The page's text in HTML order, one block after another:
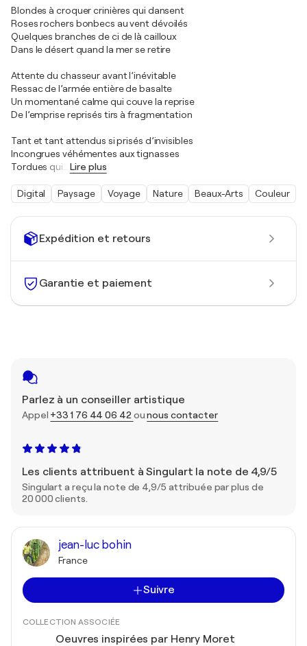
Expédition et retours
Garantie et paiement
Parlez à un conseiller artistique
Appel +33 1 76 44 06 42 ounous contacter
Les clients attribuent à Singulart la note de 4,9/5
Singulart a reçu la note de 4,9/5 attribuée par plus de
20 000 clients.
jean-luc bohin
France
Suivre
COLLECTION ASSOCIÉE
Oeuvres inspirées par Henry Moret
Blondes à croquer crinières qui dansent
Roses rochers bonbecs au vent dévoilés
Quelques branches de ci de là cailloux
Dans le désert quand la mer se retire
Attente du chasseur avant l’inévitable
Ressac de l’armée entière de basalte
Un momentané calme qui couve la reprise
De l’emprise reprisés tirs à fragmentation
Tant et tant attendus si prisés d’invisibles
Incongrues véhémentes aux tignasses
Tordues qui
Lire plus
Digital Paysage Voyage Nature Beaux-Arts Couleur